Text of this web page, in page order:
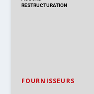
RESTRUCTURATION
FOURNISSEURS